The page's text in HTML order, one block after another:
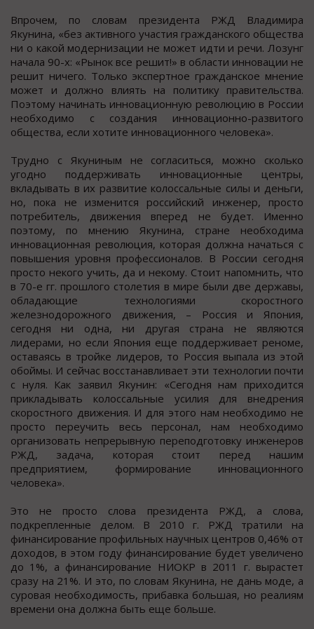
Впрочем, по словам президента РЖД Владимира
Якунина, «без активного участия гражданского общества
ни о какой модернизации не может идти и речи. Лозунг
начала 90-х: «Рынок все решит!» в области инновации не
решит ничего. Только экспертное гражданское мнение
может и должно влиять на политику правительства.
Поэтому начинать инновационную революцию в России
необходимо с создания инновационно-развитого
общества, если хотите инновационного человека».
Трудно с Якуниным не согласиться, можно сколько
угодно поддерживать инновационные центры,
вкладывать в их развитие колоссальные силы и деньги,
но, пока не изменится российский инженер, просто
потребитель, движения вперед не будет. Именно
поэтому, по мнению Якунина, стране необходима
инновационная революция, которая должна начаться с
повышения уровня профессионалов. В России сегодня
просто некого учить, да и некому. Стоит напомнить, что
в 70-е гг. прошлого столетия в мире были две державы,
обладающие технологиями скоростного
железнодорожного движения, – Россия и Япония,
сегодня ни одна, ни другая страна не являются
лидерами, но если Япония еще поддерживает реноме,
оставаясь в тройке лидеров, то Россия выпала из этой
обоймы. И сейчас восстанавливает эти технологии почти
с нуля. Как заявил Якунин: «Сегодня нам приходится
прикладывать колоссальные усилия для внедрения
скоростного движения. И для этого нам необходимо не
просто переучить весь персонал, нам необходимо
организовать непрерывную переподготовку инженеров
РЖД, задача, которая стоит перед нашим
предприятием, формирование инновационного
человека».
Это не просто слова президента РЖД, а слова,
подкрепленные делом. В 2010 г. РЖД тратили на
финансирование профильных научных центров 0,46% от
доходов, в этом году финансирование будет увеличено
до 1%, а финансирование НИОКР в 2011 г. вырастет
сразу на 21%. И это, по словам Якунина, не дань моде, а
суровая необходимость, прибавка большая, но реалиям
времени она должна быть еще больше.